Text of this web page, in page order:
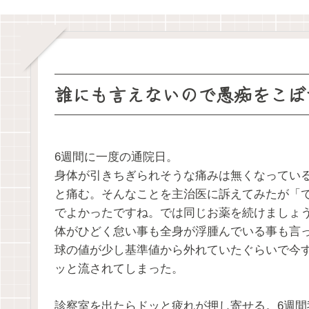
誰にも言えないので愚痴をこ
6週間に一度の通院日。
身体が引きちぎられそうな痛みは無くなってい
と痛む。そんなことを主治医に訴えてみたが
でよかったですね。では同じお薬を続けましょ
体がひどく怠い事も全身が浮腫んでいる事も言
球の値が少し基準値から外れていたぐらいで今
ッと流されてしまった。
診察室を出たらドッと疲れが押し寄せる。6週